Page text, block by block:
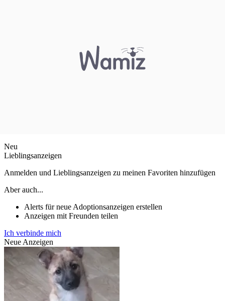
Neu
Lieblingsanzeigen
Anmelden und Lieblingsanzeigen zu meinen Favoriten hinzufügen
Aber auch...
Alerts für neue Adoptionsanzeigen erstellen
Anzeigen mit Freunden teilen
Ich verbinde mich
Neue Anzeigen